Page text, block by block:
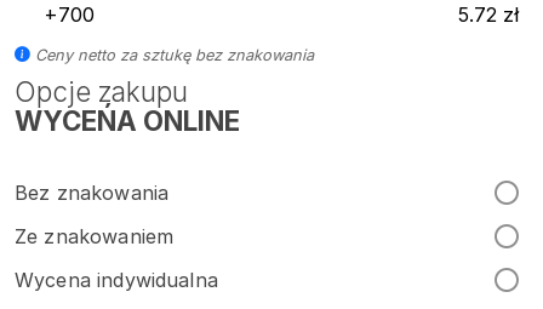
Opcje zakupu
WYCEŃA ONLINE
Bez znakowania
Ze znakowaniem
Wycena indywidualna
+700
5.72 zł
Ceny netto za sztukę bez znakowania